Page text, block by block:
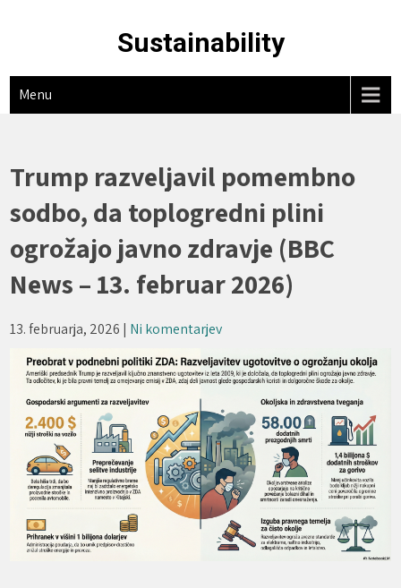
Sustainability
Menu
Trump razveljavil pomembno
sodbo, da toplogredni plini
ogrožajo javno zdravje (BBC
News – 13. februar 2026)
13. februarja, 2026 | Ni komentarjev